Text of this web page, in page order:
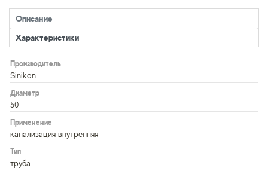
Описание
Характеристики
Производитель
Sinikon
Диаметр
50
Применение
канализация внутренняя
Тип
труба